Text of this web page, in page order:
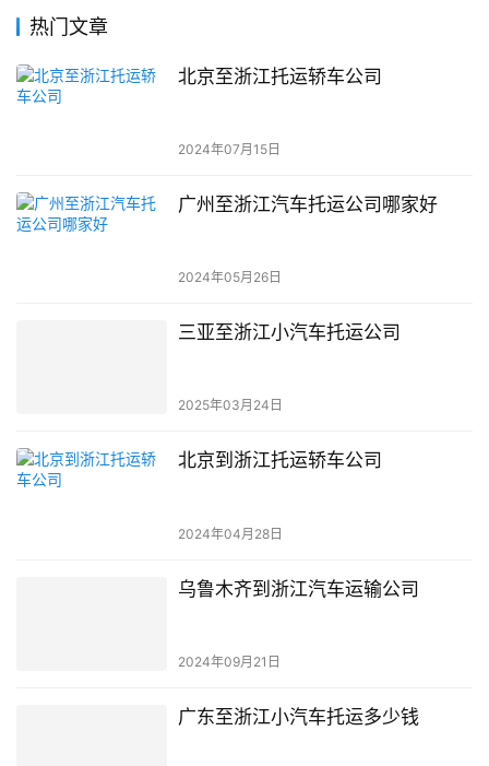
热门文章
北京至浙江托运轿车公司
2024年07月15日
广州至浙江汽车托运公司哪家好
2024年05月26日
三亚至浙江小汽车托运公司
2025年03月24日
北京到浙江托运轿车公司
2024年04月28日
乌鲁木齐到浙江汽车运输公司
2024年09月21日
广东至浙江小汽车托运多少钱